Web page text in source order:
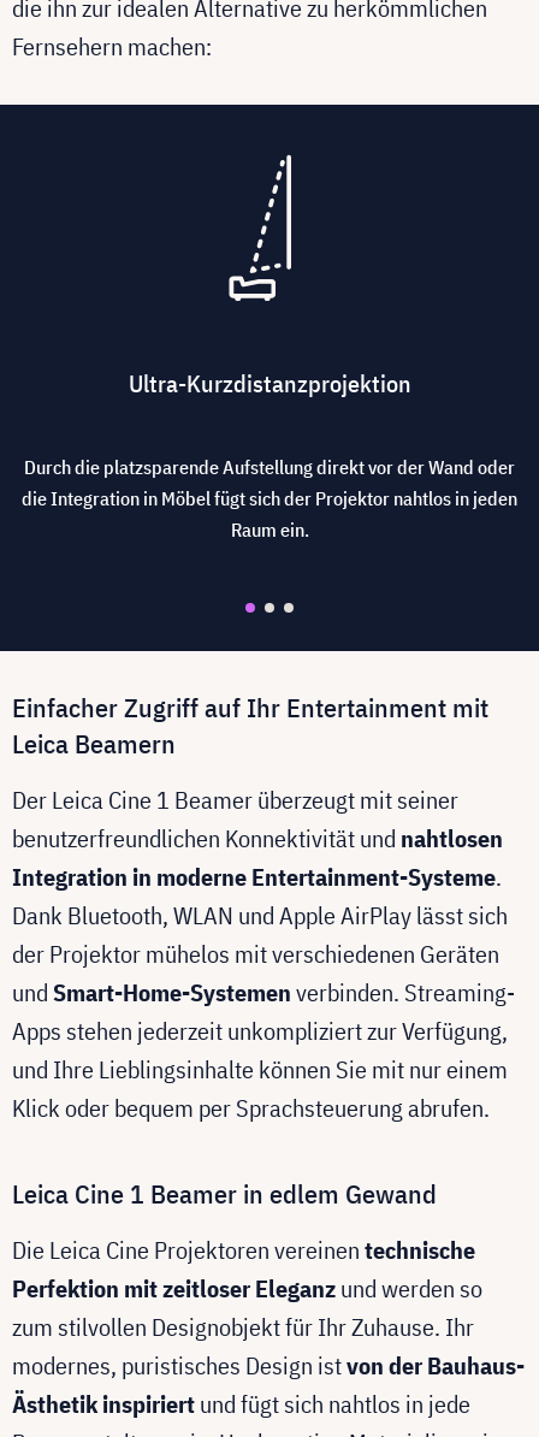
die ihn zur idealen Alternative zu herkömmlichen
Fernsehern machen:
Ultra-Kurzdistanzprojektion
Durch die platzsparende Aufstellung direkt vor der Wand oder
die Integration in Möbel fügt sich der Projektor nahtlos in jeden
Raum ein.
Einfacher Zugriff auf Ihr Entertainment mit
Leica Beamern
Der Leica Cine 1 Beamer überzeugt mit seiner
benutzerfreundlichen Konnektivität und nahtlosen
Integration in moderne Entertainment-Systeme.
Dank Bluetooth, WLAN und Apple AirPlay lässt sich
der Projektor mühelos mit verschiedenen Geräten
undSmart-Home-Systemenverbinden. Streaming-
Apps stehen jederzeit unkompliziert zur Verfügung,
und Ihre Lieblingsinhalte können Sie mit nur einem
Klick oder bequem per Sprachsteuerung abrufen.
Leica Cine 1 Beamer in edlem Gewand
Die Leica Cine Projektoren vereinentechnische
Perfektion mit zeitloser Eleganzund werden so
zum stilvollen Designobjekt für Ihr Zuhause. Ihr
modernes, puristisches Design istvon der Bauhaus-
Ästhetik inspiriertund fügt sich nahtlos in jede